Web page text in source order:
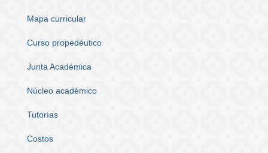
Mapa curricular
Curso propedéutico
Junta Académica
Núcleo académico
Tutorías
Costos